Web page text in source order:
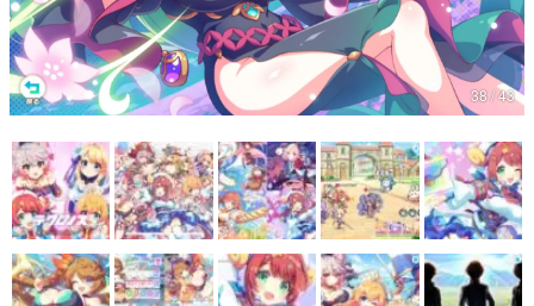
電ファミニコゲーマーとは？
運営：株式会社マレ
38 / 43